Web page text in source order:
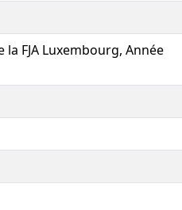
FJA Luxembourg, Année